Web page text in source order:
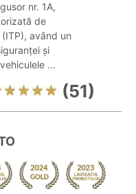
nr. 1A,
de
având un
și
...
(51)